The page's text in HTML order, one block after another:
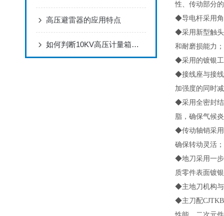
高压避雷器的应用特点
如何判断10KV高压计量箱质量是否优异,这3点非常关键
性、传动部分
◆导电杆采用
◆采用新型触头
和耐磨损能力
◆采用的镀银工
◆接线座与接线
加强度的同时
◆采用全密封结
脂，确保气候
◆传动轴销采用
确保转动灵活；
◆地刀采用一
质零件表面镀
◆主地刀机构与
◆主刀配